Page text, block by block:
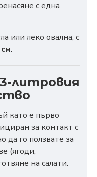
с една
или леко овална, с
.
литровия
като е първо
за контакт с
да го ползвате за
(ягоди,
на салати.